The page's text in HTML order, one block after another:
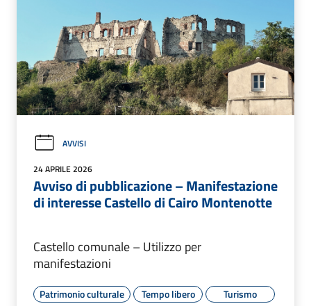
AVVISI
24 APRILE 2026
Avviso di pubblicazione – Manifestazione
di interesse Castello di Cairo Montenotte
Castello comunale – Utilizzo per
manifestazioni
Patrimonio culturale Tempo libero
Turismo